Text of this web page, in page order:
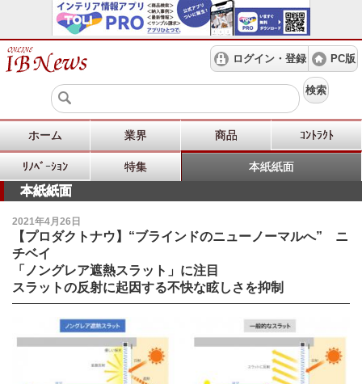
ログイン・登録 PC版
検索
ホーム 業界 商品 ｺﾝﾄﾗｸﾄ
ﾘﾉﾍﾞｰｼｮﾝ 特集 本紙紙面
本紙紙面
2021年4月26日
【プロダクトナウ】“ブラインドのニューノーマルへ” ニ
チベイ
「ノングレア遮熱スラット」に注目
スラットの反射に起因する不快な眩しさを抑制